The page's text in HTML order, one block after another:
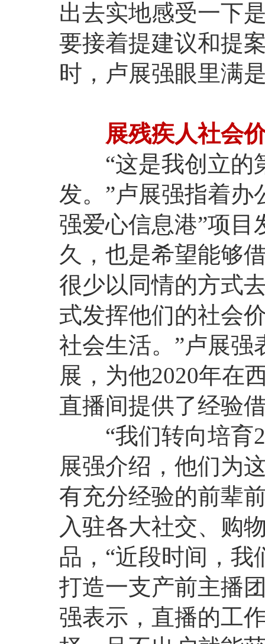
出去实地感受一下
要接着提建议和提
时，卢展强眼里满
展残疾人社会
“这是我创立的
发。”卢展强指着办
强爱心信息港”项目
久，也是希望能够
很少以同情的方式
式发挥他们的社会
社会生活。”卢展强
展，为他2020年在
直播间提供了经验
“我们转向培育
展强介绍，他们为
有充分经验的前辈
入驻各大社交、购
品，“近段时间，
打造一支产前主播
强表示，直播的工